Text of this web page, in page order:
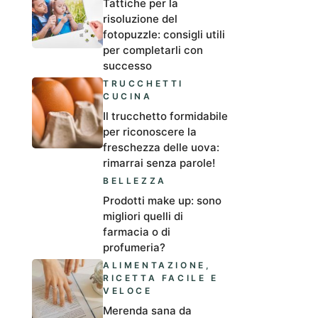
Tattiche per la
risoluzione del
fotopuzzle: consigli utili
per completarli con
successo
TRUCCHETTI
CUCINA
Il trucchetto formidabile
per riconoscere la
freschezza delle uova:
rimarrai senza parole!
BELLEZZA
Prodotti make up: sono
migliori quelli di
farmacia o di
profumeria?
ALIMENTAZIONE ,
RICETTA FACILE E
VELOCE
Merenda sana da